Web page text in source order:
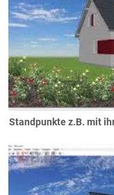
Standpunkte z.B. mit